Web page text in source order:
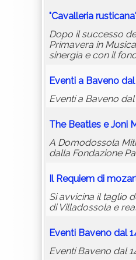
"Cavalleria
Dopo il successo
Primavera in
sinergia e con il
Eventi a Baveno
Eventi a Baveno
The Beatles e Joni
A Domodossola
dalla Fondazione
Il Requiem di
Si avvicina il taglio
di Villadossola e
Eventi Baveno dal
Eventi Baveno dal